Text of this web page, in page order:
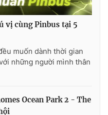
vị cùng Pinbus tại 5
muốn dành thời gian
những người mình thân
Ocean Park 2 - The